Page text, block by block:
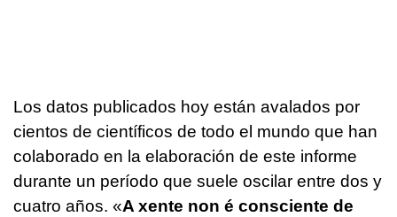
Los datos publicados hoy están avalados por
cientos de científicos de todo el mundo que han
colaborado en la elaboración de este informe
durante un período que suele oscilar entre dos y
cuatro años. «A xente non é consciente de